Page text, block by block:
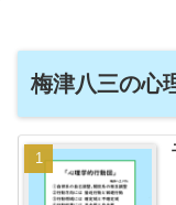
梅津八三の心